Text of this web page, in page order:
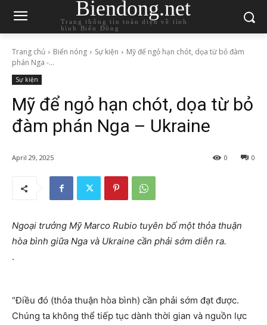
Biendong.net
Trang thông tin toàn diện về tình
hình Biển Đông
Trang chủ Biển nóng Sự kiện
Mỹ để ngỏ hạn chót, dọa từ bỏ đàm
phán Nga -...
Sự kiện
Mỹ để ngỏ hạn chót, dọa từ bỏ
đàm phán Nga – Ukraine
April 29, 2025 0
0
Ngoại trưởng Mỹ Marco Rubio tuyên bố một thỏa thuận
hòa bình giữa Nga và Ukraine cần phải sớm diễn ra.
.
“Điều đó (thỏa thuận hòa bình) cần phải sớm đạt được.
Chúng ta không thể tiếp tục dành thời gian và nguồn lực